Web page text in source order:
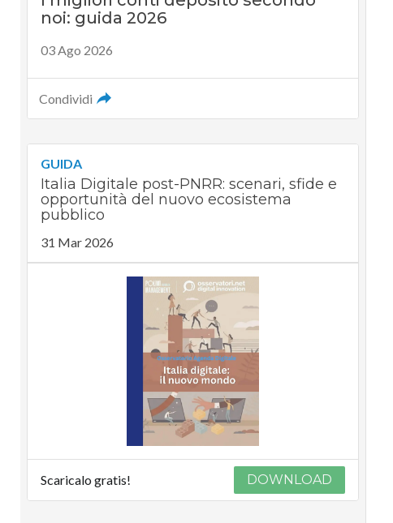
noi: guida 2026
03 Ago 2026
Condividi
GUIDA
Italia Digitale post-PNRR: scenari, sfide e
opportunità del nuovo ecosistema
pubblico
31 Mar 2026
Scaricalo gratis! DOWNLOAD